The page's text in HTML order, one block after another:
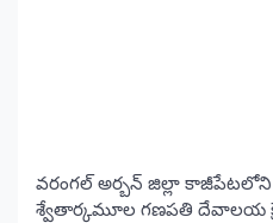
వరంగల్ అర్బన్ జిల్లా కాజీపేటలోని
శ్వేతార్కమూల గణపతి దేవాలయ